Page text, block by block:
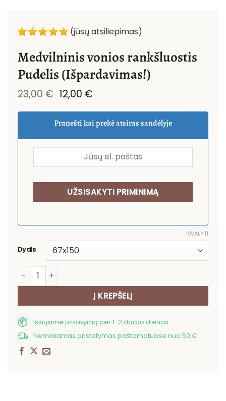
(jūsų atsiliepimas)
Medvilninis vonios rankšluostis
Pudelis (Išpardavimas!)
23,00€ Original
price
was:
23,00 €.
12,00 €Current
is:
12,00 €.
Pranešti kai prekė atsiras sandėlyje
Dydis
IŠVALYTI
produkto kiekis: Medvilninis vonios rankšluostis
Į KREPŠELĮ
Išsiųsime užsakymą per 1-2 darbo dienas
Nemokamas pristatymas paštomatuose nuo 50 €